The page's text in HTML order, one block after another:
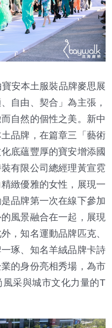
安本土服裝品牌麥思展
自由、契合」為主張，
自然的個性之美。新中
品牌，在篇章三「藝術
底蘊豐厚的寶安增添國
有限公司總經理黃宣霓
緻優雅的女性，展現一
品牌第一次在線下參加
風景融合在一起，展現
，知名運動品牌匹克、
琢、知名羊絨品牌卡詩
的身份亮相秀場，為市
采與城市文化力量的T